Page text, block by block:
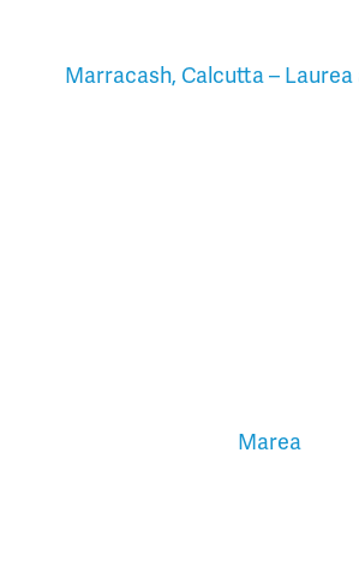
Marracash, Calcutta – Laurea
Marea